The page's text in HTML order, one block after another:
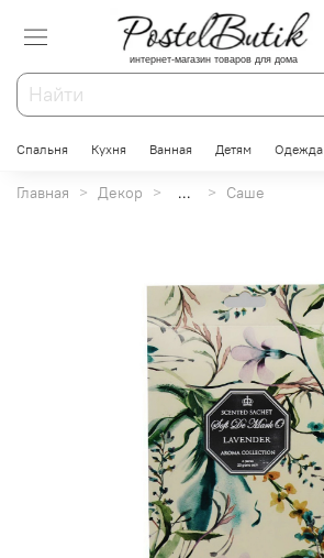
интернет-магазин товаров для дома
Спальня Кухня Ванная Детям Одежда
Главная Декор ... Саше